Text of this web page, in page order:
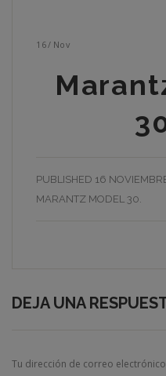
16/ Nov
PUBLISHED 16
MARANTZ MODEL 30.
DEJA UNA
Tu dirección de correo